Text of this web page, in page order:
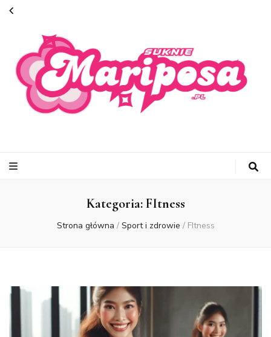
Kategoria:FItness
Strona główna / Sport i zdrowie / FItness